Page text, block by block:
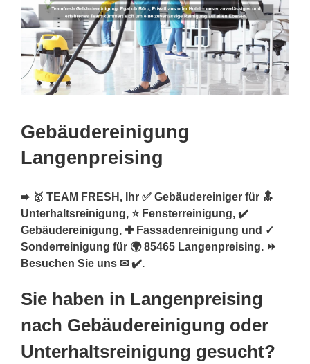
Gebäudereinigung
Langenpreising
➨ 🥇 TEAM FRESH, Ihr ✅ Gebäudereiniger für 🔝
Unterhaltsreinigung, ⭐ Fensterreinigung, ✔️
Gebäudereinigung, ✚ Fassadenreinigung und ✓
Sonderreinigung für 🌍 85465 Langenpreising. ⏩
Besuchen Sie uns ✉ ✔️.
Sie haben in Langenpreising
nach Gebäudereinigung oder
Unterhaltsreinigung gesucht?